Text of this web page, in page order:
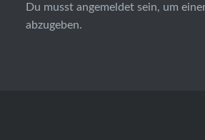
Du musst angemeldetsein, um
abzugeben.